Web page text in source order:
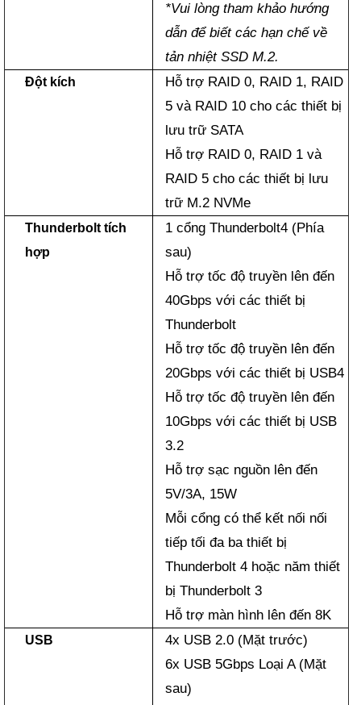
*Vui lòng tham khảo hướng
dẫn để biết các hạn chế về
tản nhiệt SSD M.2.
Đột kích
Hỗ trợ RAID 0, RAID 1, RAID
5 và RAID 10 cho các thiết bị
lưu trữ SATA
Hỗ trợ RAID 0, RAID 1 và
RAID 5 cho các thiết bị lưu
trữ M.2 NVMe
Thunderbolt tích
hợp
1 cổng Thunderbolt4 (Phía
sau)
Hỗ trợ tốc độ truyền lên đến
40Gbps với các thiết bị
Thunderbolt
Hỗ trợ tốc độ truyền lên đến
20Gbps với các thiết bị USB4
Hỗ trợ tốc độ truyền lên đến
10Gbps với các thiết bị USB
3.2
Hỗ trợ sạc nguồn lên đến
5V/3A, 15W
Mỗi cổng có thể kết nối nối
tiếp tối đa ba thiết bị
Thunderbolt 4 hoặc năm thiết
bị Thunderbolt 3
Hỗ trợ màn hình lên đến 8K
USB
4x USB 2.0 (Mặt trước)
6x USB 5Gbps Loại A (Mặt
sau)